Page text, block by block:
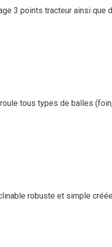
3 points tracteur ainsi que
tous types de balles
robuste et simple